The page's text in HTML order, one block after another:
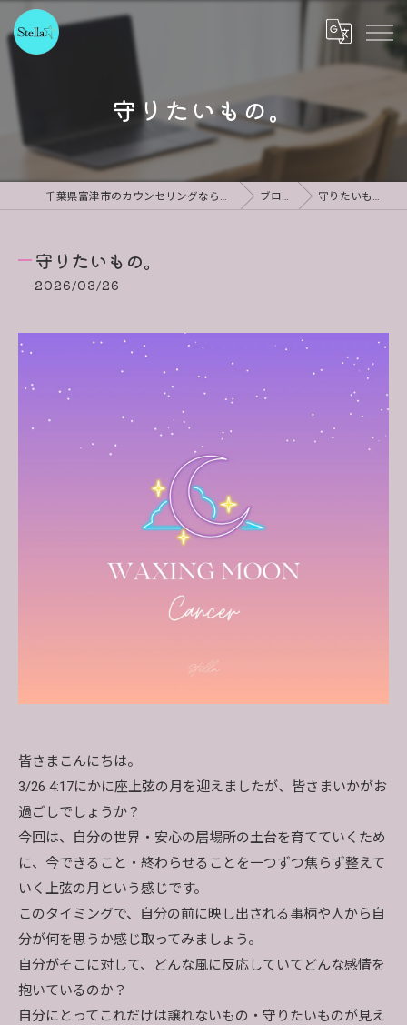
守りたいもの。
千葉県富津市のカウンセリングならStella ブログ 守りたいもの。
守りたいもの。
2026/03/26
皆さまこんにちは。
3/26 4:17にかに座上弦の月を迎えましたが、皆さまいかがお
過ごしでしょうか？
今回は、自分の世界・安心の居場所の土台を育てていくため
に、今できること・終わらせることを一つずつ焦らず整えて
いく上弦の月という感じです。
このタイミングで、自分の前に映し出される事柄や人から自
分が何を思うか感じ取ってみましょう。
自分がそこに対して、どんな風に反応していてどんな感情を
抱いているのか？
自分にとってこれだけは譲れないもの・守りたいものが見え